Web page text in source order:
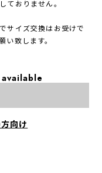
ておりません。
サイズ交換はお受けで
い致します。
向け